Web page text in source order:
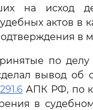
на исход
актов в
в
по делу
вывод об
АПК РФ, по
в